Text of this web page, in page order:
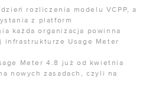
rozliczenia modelu VCPP, a
z platform
każda organizacja powinna
infrastrukturze Usage Meter
Meter 4.8 już od kwietnia
nowych zasadach, czyli na